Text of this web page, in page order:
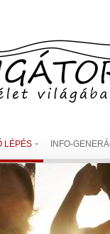
LÉPÉS INFO-